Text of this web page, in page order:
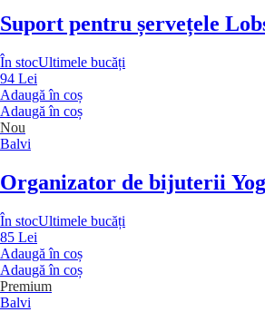
Suport pentru șervețele
În stocUltimele bucăți
94 Lei
Adaugă în coș
Adaugă în coș
Nou
Balvi
Organizator de bijuterii
În stocUltimele bucăți
85 Lei
Adaugă în coș
Adaugă în coș
Premium
Balvi